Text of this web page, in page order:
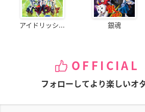
アイドリッシ... 銀魂
OFFICIAL
フォローしてより楽しいオ